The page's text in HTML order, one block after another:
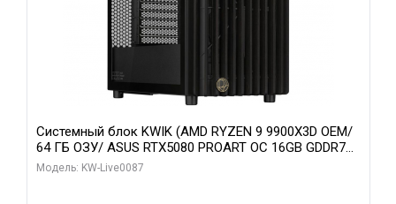
Системный блок KWIK (AMD RYZEN 9 9900X3D OEM/
64 ГБ ОЗУ/ ASUS RTX5080 PROART OC 16GB GDDR7
256bit Type-C DP 2/ 1 ТБ SSD)
Модель: KW-Live0087